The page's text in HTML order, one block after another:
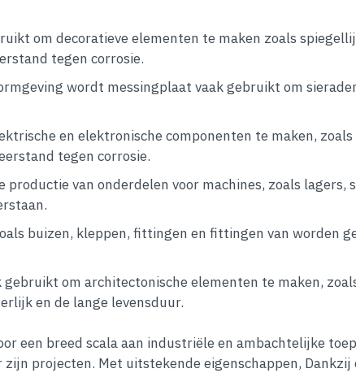
om decoratieve elementen te maken zoals
tegen corrosie.
wordt messingplaat vaak gebruikt om
en elektronische componenten te maken,
tegen corrosie.
van onderdelen voor machines, zoals lagers,
buizen, kleppen, fittingen en fittingen van worden
om architectonische elementen te maken,
en de lange levensduur.
een breed scala aan industriële en ambachtelijke
projecten. Met uitstekende eigenschappen,